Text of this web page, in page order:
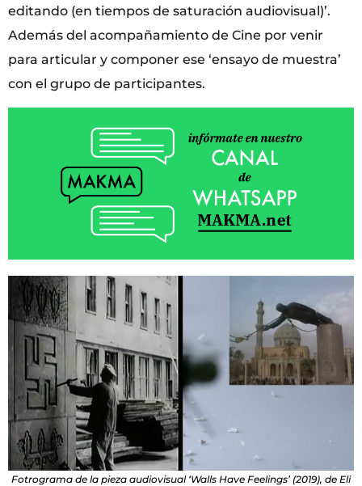
editando (en tiempos de saturación audiovisual)’.
Además del acompañamiento de Cine por venir
para articular y componer ese ‘ensayo de muestra’
con el grupo de participantes.
Fotrograma de la pieza audiovisual ‘Walls Have Feelings’ (2019), de Eli